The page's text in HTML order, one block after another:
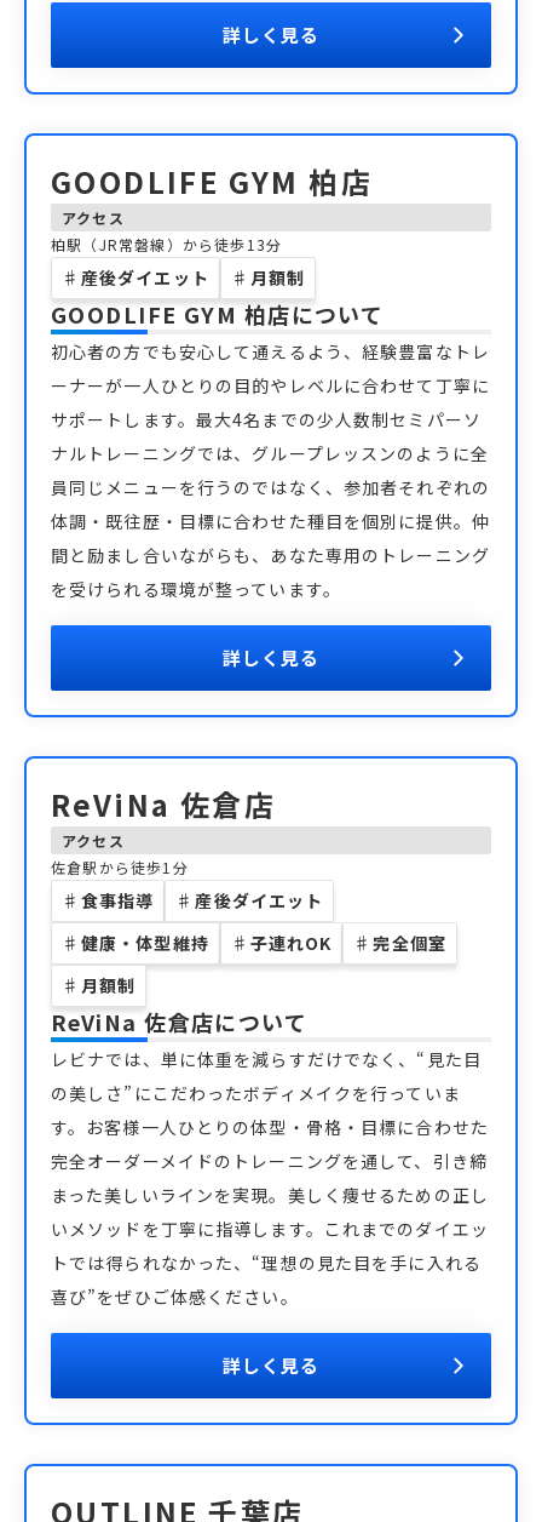
詳しく見る
GOODLIFE GYM 柏店
アクセス
柏駅（JR常磐線）から徒歩13分
♯ 産後ダイエット ♯ 月額制
GOODLIFE GYM 柏店について
初心者の方でも安心して通えるよう、経験豊富なトレ
ーナーが一人ひとりの目的やレベルに合わせて丁寧に
サポートします。最大4名までの少人数制セミパーソ
ナルトレーニングでは、グループレッスンのように全
員同じメニューを行うのではなく、参加者それぞれの
体調・既往歴・目標に合わせた種目を個別に提供。仲
間と励まし合いながらも、あなた専用のトレーニング
を受けられる環境が整っています。
詳しく見る
ReViNa 佐倉店
アクセス
佐倉駅から徒歩1分
♯ 食事指導 ♯ 産後ダイエット
♯ 健康・体型維持 ♯ 子連れOK ♯ 完全個室
♯ 月額制
ReViNa 佐倉店について
レビナでは、単に体重を減らすだけでなく、“見た目
の美しさ”にこだわったボディメイクを行っていま
す。お客様一人ひとりの体型・骨格・目標に合わせた
完全オーダーメイドのトレーニングを通して、引き締
まった美しいラインを実現。美しく痩せるための正し
いメソッドを丁寧に指導します。これまでのダイエッ
トでは得られなかった、“理想の見た目を手に入れる
喜び”をぜひご体感ください。
詳しく見る
OUTLINE 千葉店